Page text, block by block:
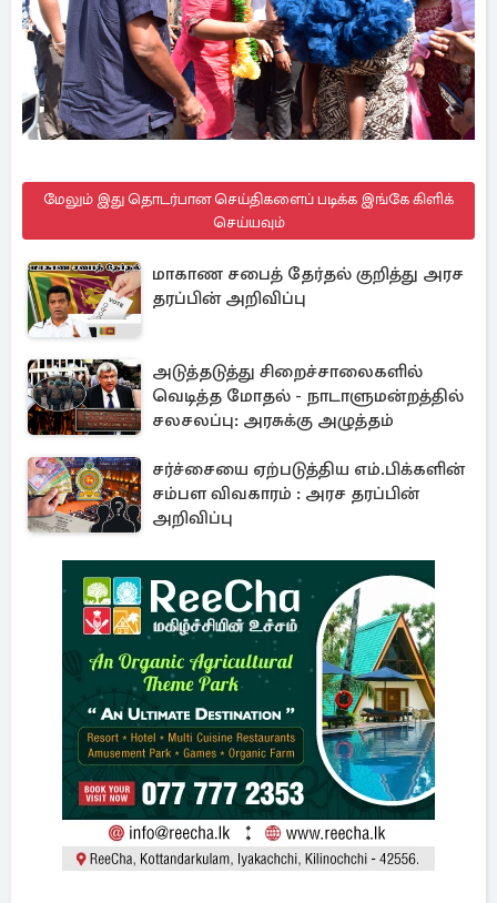
மேலும் இது தொடர்பான செய்திகளைப் படிக்க இங்கே கிளிக்
செய்யவும்
மாகாண சபைத் தேர்தல் குறித்து அரச
தரப்பின் அறிவிப்பு
அடுத்தடுத்து சிறைச்சாலைகளில்
வெடித்த மோதல் - நாடாளுமன்றத்தில்
சலசலப்பு: அரசுக்கு அழுத்தம்
சர்ச்சையை ஏற்படுத்திய எம்.பிக்களின்
சம்பள விவகாரம் : அரச தரப்பின்
அறிவிப்பு